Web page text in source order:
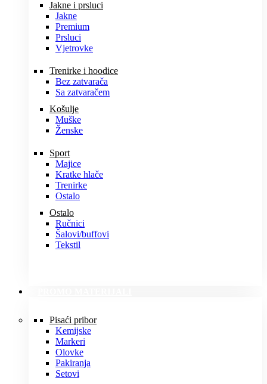
Jakne i prsluci
Jakne
Premium
Prsluci
Vjetrovke
Trenirke i hoodice
Bez zatvarača
Sa zatvaračem
Košulje
Muške
Ženske
Sport
Majice
Kratke hlače
Trenirke
Ostalo
Ostalo
Ručnici
Šalovi/buffovi
Tekstil
Pisaći pribor
Kemijske
Markeri
Olovke
Pakiranja
Setovi